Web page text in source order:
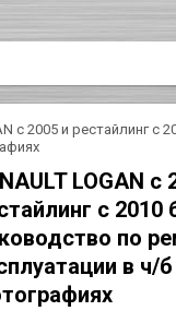
с 2005 и рестайлинг с
LOGAN с
с 2010
по
в ч/б